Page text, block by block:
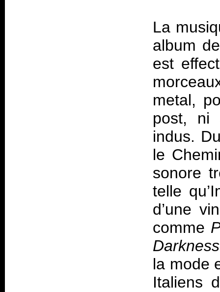
La
album
est
metal,
post, ni
indus.
le
sonore
telle
d’une
comme
Darkness
la mode
Italiens